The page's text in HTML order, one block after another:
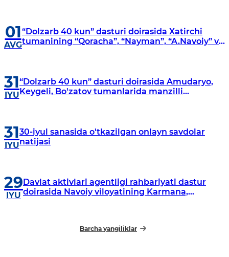
01
AVG
“Dolzarb 40 kun” dasturi doirasida Xatirchi
tumanining “Qoracha”, “Nayman”, “A.Navoiy” va
31
IYU
“Dolzarb 40 kun” dasturi doirasida Amudaryo,
Keygeli, Bo'zatov tumanlarida manzilli
31
IYU
30-iyul sanasida o'tkazilgan onlayn savdolar
natijasi
29
IYU
Davlat aktivlari agentligi rahbariyati dastur
doirasida Navoiy viloyatining Karmana,
Barcha yangiliklar